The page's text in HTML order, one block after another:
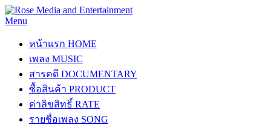
Menu
หน้าแรก HOME
เพลง MUSIC
สารคดี DOCUMENTARY
ซื้อสินค้า PRODUCT
ค่าลิขสิทธิ์ RATE
รายชื่อเพลง SONG